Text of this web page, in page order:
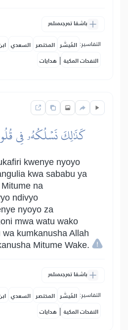
باشقا تەرجىمىلەر
التفاسير: المُيسَّر المختصر السعدي
النفحات المكية | هدايات
كَذَٰلِكَ نَسۡلُكُهُۥ فِي
kwenye nyoyo
kwa sababu ya
na
ndivyo
nyoyo za
mwa watu wako
kumkanusha Allah
Mitume Wake.
باشقا تەرجىمىلەر
التفاسير: المُيسَّر المختصر السعدي
النفحات المكية | هدايات